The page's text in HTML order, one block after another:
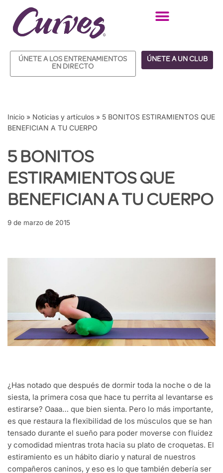
Saltar
contenido
ÚNETE A LOS ENTRENAMIENTOS
EN DIRECTO
ÚNETE A UN CLUB
Inicio » Noticias y artículos » 5 BONITOS ESTIRAMIENTOS QUE
BENEFICIAN A TU CUERPO
5 BONITOS
ESTIRAMIENTOS QUE
BENEFICIAN A TU CUERPO
9 de marzo de 2015
¿Has notado que después de dormir toda la noche o de la
siesta, la primera cosa que hace tu perrita al levantarse es
estirarse? Oaaa… que bien sienta. Pero lo más importante,
es que restaura la flexibilidad de los músculos que se han
tensado durante el sueño para poder moverse con fluidez
y comodidad mientras trota hacia su plato de croquetas. El
estiramiento es un hábito diario y natural de nuestros
compañeros caninos, y eso es lo que también debería ser